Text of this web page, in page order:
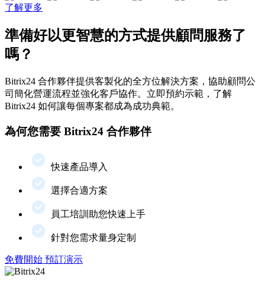
了解更多
準備好以更智慧的方式提供顧問服務了
嗎？
Bitrix24 合作夥伴提供客製化的全方位解決方案，協助顧問公
司簡化營運流程並強化客戶協作。立即預約示範，了解
Bitrix24 如何讓每個專案都成為成功典範。
為何您需要 Bitrix24 合作夥伴
快速產品導入
選擇合適方案
員工培訓助您快速上手
針對您需求量身定制
免費開始 預訂演示